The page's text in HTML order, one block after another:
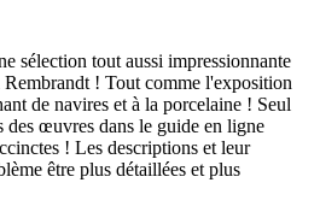
sélection tout aussi impressionnante
! Tout comme l'exposition
de navires et à la porcelaine ! Seul
des œuvres dans le guide en ligne
! Les descriptions et leur
être plus détaillées et plus